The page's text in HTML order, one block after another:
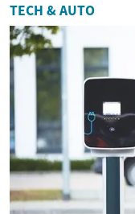
TECH & AUTO